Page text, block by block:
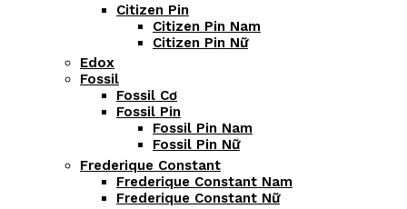
Citizen Pin
Citizen Pin Nam
Citizen Pin Nữ
Edox
Fossil
Fossil Cơ
Fossil Pin
Fossil Pin Nam
Fossil Pin Nữ
Frederique Constant
Frederique Constant Nam
Frederique Constant Nữ